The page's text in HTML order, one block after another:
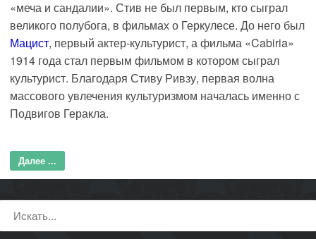
«меча и сандалии». Стив не был первым, кто сыграл
великого полубога, в фильмах о Геркулесе. До него был
Мацист, первый актер-культурист, а фильма «Cabiria»
1914 года стал первым фильмом в котором сыграл
культурист. Благодаря Стиву Ривзу, первая волна
массового увлечения культуризмом началась именно с
Подвигов Геракла.
Далее ...
Поиск: